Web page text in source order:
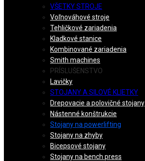
VŠETKY STROJE
Voľnováhové stroje
Tehličkové zariadenia
Kladkové stanice
Kombinované zariadenia
Smith machines
PRÍSLUŠENSTVO
Lavičky
STOJANY A SILOVÉ KLIETKY
Drepovacie a polovičné stojany
Nástenné konštrukcie
Stojany na powerlifting
Stojany na zhyby
Bicepsové stojany
Stojany na bench press